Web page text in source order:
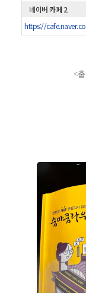
네이버 카페 2
https://
<